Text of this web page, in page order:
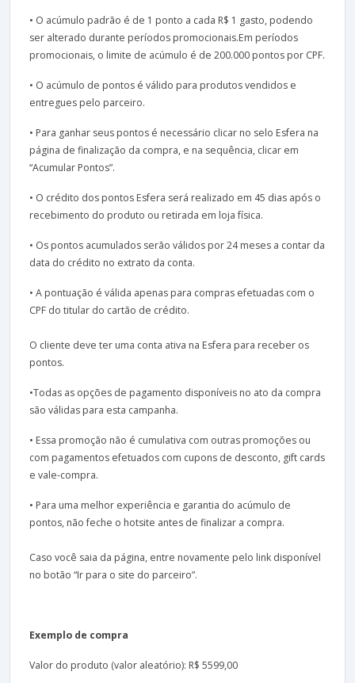
• O acúmulo padrão é de 1 ponto a cada R$ 1 gasto, podendo
ser alterado durante períodos promocionais.Em períodos
promocionais, o limite de acúmulo é de 200.000 pontos por CPF.
• O acúmulo de pontos é válido para produtos vendidos e
entregues pelo parceiro.
• Para ganhar seus pontos é necessário clicar no selo Esfera na
página de finalização da compra, e na sequência, clicar em
“Acumular Pontos”.
• O crédito dos pontos Esfera será realizado em 45 dias após o
recebimento do produto ou retirada em loja física.
• Os pontos acumulados serão válidos por 24 meses a contar da
data do crédito no extrato da conta.
• A pontuação é válida apenas para compras efetuadas com o
CPF do titular do cartão de crédito.
O cliente deve ter uma conta ativa na Esfera para receber os
pontos.
•Todas as opções de pagamento disponíveis no ato da compra
são válidas para esta campanha.
• Essa promoção não é cumulativa com outras promoções ou
com pagamentos efetuados com cupons de desconto, gift cards
e vale-compra.
• Para uma melhor experiência e garantia do acúmulo de
pontos, não feche o hotsite antes de finalizar a compra.
Caso você saia da página, entre novamente pelo link disponível
no botão “Ir para o site do parceiro”.
Exemplo de compra
Valor do produto (valor aleatório): R$ 5599,00